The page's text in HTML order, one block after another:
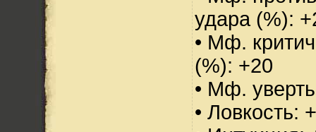
удара (%):
• Мф.
(%): +20
• Мф.
• Ловкость: